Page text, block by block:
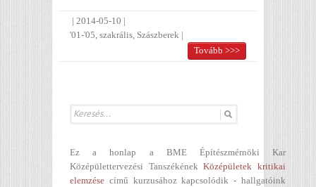
| 2014-05-10 |
'01-'05, szakrális, Szászberek |
Tovább >>>
Ez a honlap a BME Építészmérnöki Kar
Középülettervezési TanszékénekKözépületek kritikai
elemzése című kurzusához kapcsolódik - hallgatóink